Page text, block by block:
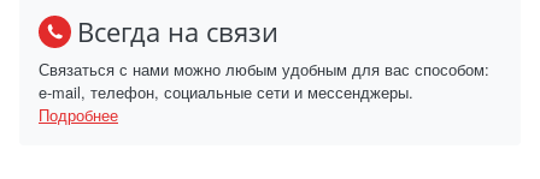
Всегда на связи
Связаться с нами можно любым удобным для вас способом:
e-mail, телефон, социальные сети и мессенджеры.
Подробнее